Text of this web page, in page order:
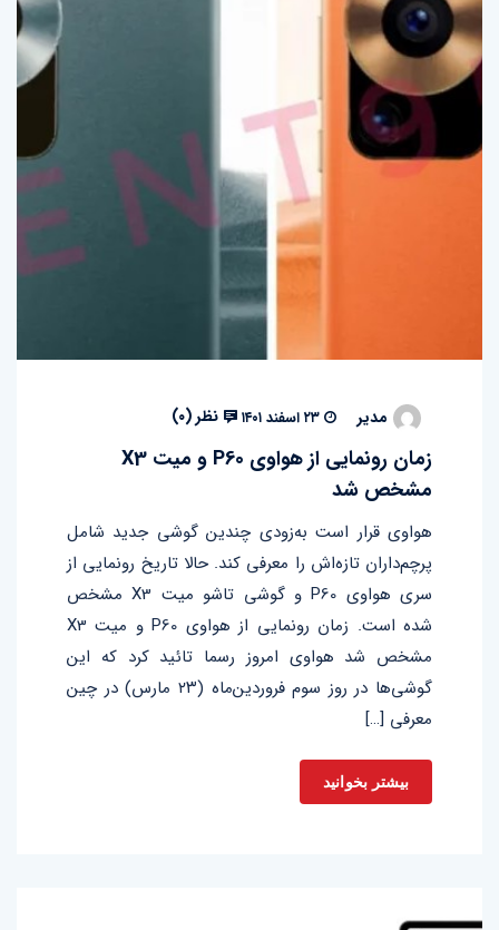
مدیر نظر (۰)
زمان رونمایی از هواوی P60 و میت X3
مشخص شد
هواوی قرار است به‌زودی چندین گوشی جدید شامل
پرچم‌داران تازه‌اش را معرفی کند. حالا تاریخ رونمایی از
سری هواوی P60 و گوشی تاشو میت X3 مشخص
شده است. زمان رونمایی از هواوی P60 و میت X3
مشخص شد هواوی امروز رسما تائید کرد که این
گوشی‌ها در روز سوم فروردین‌ماه (۲۳ مارس) در چین
معرفی […]
بیشتر بخوانید